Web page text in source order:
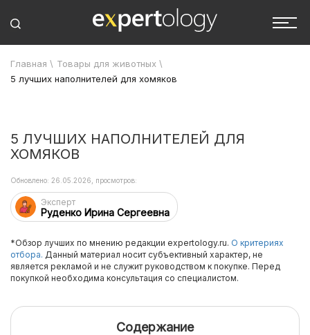
Главная \ Товары для животных \
5 лучших наполнителей для хомяков
5 ЛУЧШИХ НАПОЛНИТЕЛЕЙ ДЛЯ
ХОМЯКОВ
Эксперт
Руденко Ирина Сергеевна
Обновлено: 26.05.2026, просмотров:
*Обзор лучших по мнению редакции expertology.ru. О критериях
отбора. Данный материал носит субъективный характер, не
является рекламой и не служит руководством к покупке. Перед
покупкой необходима консультация со специалистом.
Содержание